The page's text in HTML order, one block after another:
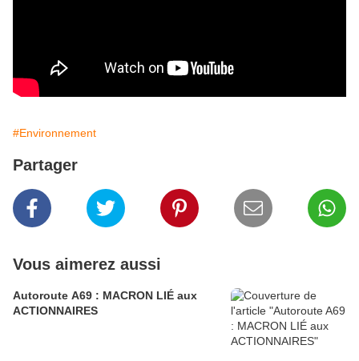
#Environnement
Partager
Vous aimerez aussi
Autoroute A69 : MACRON LIÉ aux
ACTIONNAIRES